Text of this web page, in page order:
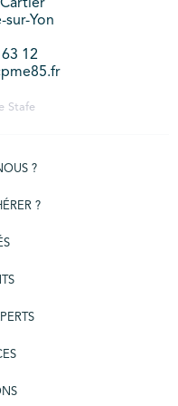
sur-Yon
63 12
Stafe
?
?